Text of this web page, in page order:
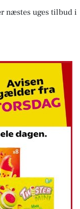
næstes uges tilbud i